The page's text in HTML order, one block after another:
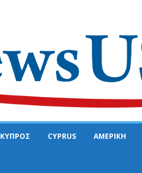
ΚΥΠΡΟΣ CYPRUS ΑΜΕΡΙΚΗ